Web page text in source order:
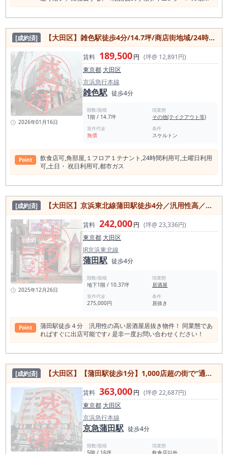
き物件です。 本物件が立地する梅屋敷商店街周辺は、 再開発
設（東邦大学医療センター）関係者の飲食需要 といった、
「毎日コツコツ積み上がる需要」が今も確実に残っているエリ
アです。 ■ 商店街沿い × 1階路面 × 生活動線 本物件は商店街沿
いの1階路面。 歩行者・自転車・車のいずれからも視認されや
すく、 看板・ファサード次第で店の存在を自然に認識させられ
る立地です。 派手な広告に頼らず、 日常導線の中で「見られ
続ける」ポジションにある点は、 長く店を続けたい方にとって
大きな強みです。 ■ 約10坪の“小箱”だから成立する商売 店内は
約10坪の小箱。 決して大きくはありませんが、 ・初期投資を
抑えやすい ・少人数オペレーションが可能 ・固定費を重くし
すぎない といった点から、 個人開業・独立・2店舗目の方にと
って現実的なサイズ感です。 前業態はダイニングバー（バル
系）。 内装状態も比較的良好で、 大きなレイアウト変更をせ
ずとも営業をイメージできる状態です。 ■ 相性の良い業態イメ
な業態です。 ・小箱ダイニング／バル ・ワインバル／ビスト
ロ ・和食系小料理屋 ・立ち飲み・カウンター主体の酒場 ・“毎
日来る常連”を作る業態 一発ヒット型ではなく、 日常使いで評
価される店が残りやすいエリアです。 ■ 数字だけでは判断でき
ない物件です 正直に言うと、 この物件は数字や写真だけで良
し悪しを判断するタイプではありません。 ・通行量の質 ・時
間帯ごとの空気感 ・商店街としての温度 これらは現地でしか
分かりません。 だからこそ、 「合う・合わないは現地で一瞬
で決まる」物件です。 ■ こんな方におすすめです ・初出店
で、無理のないサイズから始めたい方 ・すでに飲食経験があ
り、次は“長く続く店”を作りたい方 ・大箱・高家賃から切り替
えを検討している方 ・地域に根付く酒場・ダイニングをやりた
い方 ■ 最後に 大田区・梅屋敷エリアで 商店街沿い・1階路面・
小箱という条件が揃う物件は多くありません。 図面や写真では
判断しきれないからこそ、 まずは一度、現地でご確認くださ
い。
[成約済] 【大田区】雑色駅徒歩4分/14.7坪/商店街地域/24時間利用可/角部屋/飲食店物件
2026年01月16日
賃料 189,500円 (坪@ 12,891円)
東京都 大田区
京浜急行本線
雑色駅 徒歩4分
階数/面積
1階 / 14.7坪
現業態
その他(テイクアウト等)
造作代金
無償
条件
スケルトン
Point
飲⾷店可,⾓部屋,１フロア１テナント,24時間利⽤可,⼟曜⽇利⽤
可,⼟⽇・ 祝⽇利⽤可,都市ガス
[成約済] 【大田区】京浜東北線蒲田駅徒歩4分／汎用性高／居酒屋居抜き物件／約10.37坪
2025年12月26日
賃料 242,000円 (坪@ 23,336円)
東京都 大田区
JR京浜東北線
蒲田駅 徒歩4分
階数/面積
地下1階 / 10.37坪
現業態
居酒屋
造作代金
275,000円
条件
居抜き
Point
蒲田駅徒歩４分 汎用性の高い居酒屋居抜き物件！ 同業態であ
ればすぐに出店可能です♪ 是非一度お問い合わせください！
[成約済] 【大田区】【蒲田駅徒歩1分】1,000店超の街で“通行量に頼らない店”を作る／開業資金380万円／上階16坪【2月3月お申込み者限定！内装協力金100万円キャンペーン中】
賃料 363,000円 (坪@ 22,687円)
東京都 大田区
京浜急行本線
京急蒲田駅 徒歩4分
階数/面積
5階 / 16坪
現業態
飲食店以外